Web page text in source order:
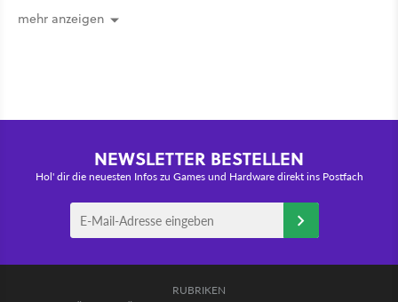
mehr anzeigen
NEWSLETTER BESTELLEN
Hol' dir die neuesten Infos zu Games und Hardware direkt ins Postfach
RUBRIKEN